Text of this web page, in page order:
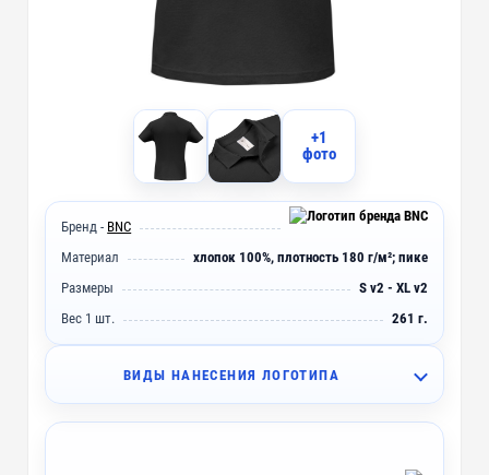
+1
фото
Бренд - BNC
Материал
хлопок 100%, плотность 180 г/м²; пике
Размеры
S v2 - XL v2
Вес 1 шт.
261 г.
ВИДЫ НАНЕСЕНИЯ ЛОГОТИПА
I2 - Вышивка (10 цветов) ~ 4 дня